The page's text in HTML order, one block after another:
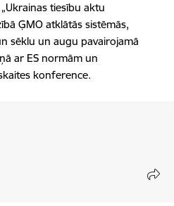
tiesību aktu
ĢMO atklātās sistēmās,
sēklu un augu pavairojamā
ar ES normām un
konference.